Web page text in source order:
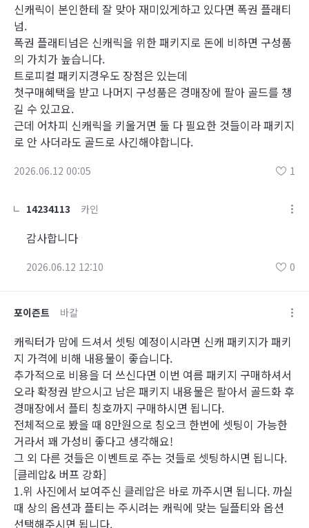
신캐릭이 본인한테 잘 맞아 재미있게하고 있다면 폭권 플래티
넘.
폭권 플래티넘은 신캐릭을 위한 패키지로 돈에 비하면 구성품
의 가치가 높습니다.
트로피컬 패키지경우도 장점은 있는데
첫구매혜택을 받고 나머지 구성품은 경매장에 팔아 골드를 챙
길 수 있고요.
근데 어차피 신캐릭을 키울거면 둘 다 필요한 것들이라 패키지
로 안 사더라도 골드로 사긴해야합니다.
2026.06.12 00:05 1
14234113 카인
감사합니다
2026.06.12 12:10 0
포이즌트 바칼
캐릭터가 맘에 드셔서 셋팅 예정이시라면 신캐 패키지가 패키
지 가격에 비해 내용물이 좋습니다.
추가적으로 비용을 더 쓰신다면 이번 여름 패키지 구매하셔서
오라 확정권 받으시고 남은 패키지 내용물은 팔아서 골드화 후
경매장에서 플티 칭호까지 구매하시면 됩니다.
전체적으로 봤을 때 8만원으로 칭오크 한번에 셋팅이 가능한
거라서 꽤 가성비 좋다고 생각해요!
그 외 다른 것들은 이벤트로 주는 것들로 셋팅하시면 됩니다.
[클레압& 버프 강화]
1.위 사진에서 보여주신 클레압은 바로 까주시면 됩니다. 까실
때 상의 옵션과 플티는 주시려는 캐릭에 맞는 딜플티와 옵션
선택해주시면 됩니다.